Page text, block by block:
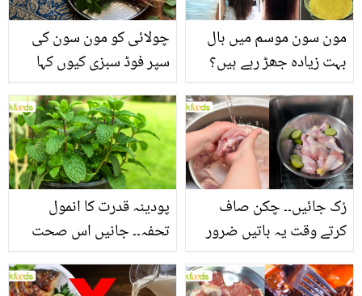
چولائی کو مون سون کی
سپر فوڈ سبزی کیوں کہا
منرلز اور اینٹی آکسیڈنٹس
سے بھرپور اس سبزی کے
فائدے
مون سون موسم میں بال
بہت زیادہ جھڑ رہے ہیں؟
بنانے کے چند قدرتی طریقے
پودینہ قدرت کا انمول
تحفہ۔۔ جانیں اس صحت
انگیز طبی فوائد
رُک جائیں۔۔ چکن صاف
کرتے وقت یہ باتیں ضرور